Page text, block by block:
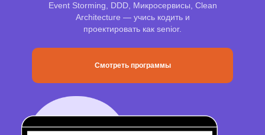
Event Storming, DDD, Микросервисы, Clean
Architecture — учись кодить и
проектировать как senior.
Смотреть программы